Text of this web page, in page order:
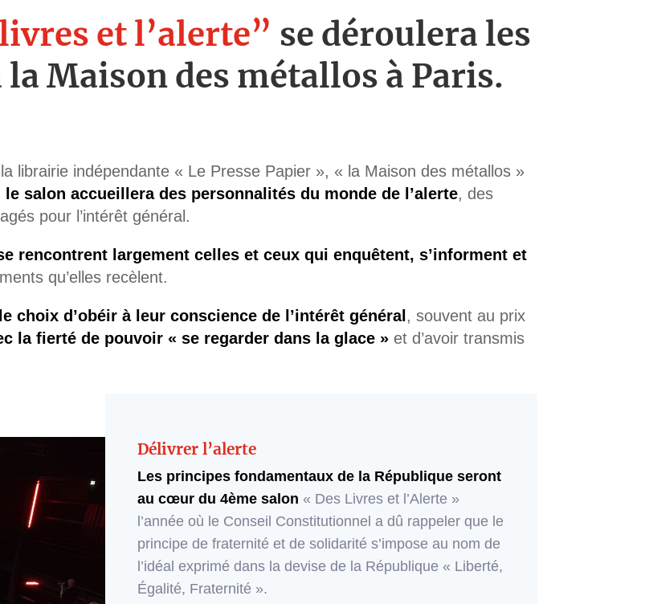
et l’alerte” se déroulera les
Maison des métallos à Paris.
librairie indépendante « Le Presse Papier », « la Maison des métallos »
le salon accueillera des personnalités du monde de l’alerte, des
pour l’intérêt général.
rencontrent largement celles et ceux qui enquêtent, s’informent et
qu’elles recèlent.
choix d’obéir à leur conscience de l’intérêt général , souvent au prix
la fierté de pouvoir « se regarder dans la glace » et d’avoir transmis
Délivrer l’alerte
Les principes fondamentaux de la République seront
au cœur du 4ème salon « Des Livres et l’Alerte »
l’année où le Conseil Constitutionnel a dû rappeler que le
principe de fraternité et de solidarité s’impose au nom de
l’idéal exprimé dans la devise de la République « Liberté,
Égalité, Fraternité ».